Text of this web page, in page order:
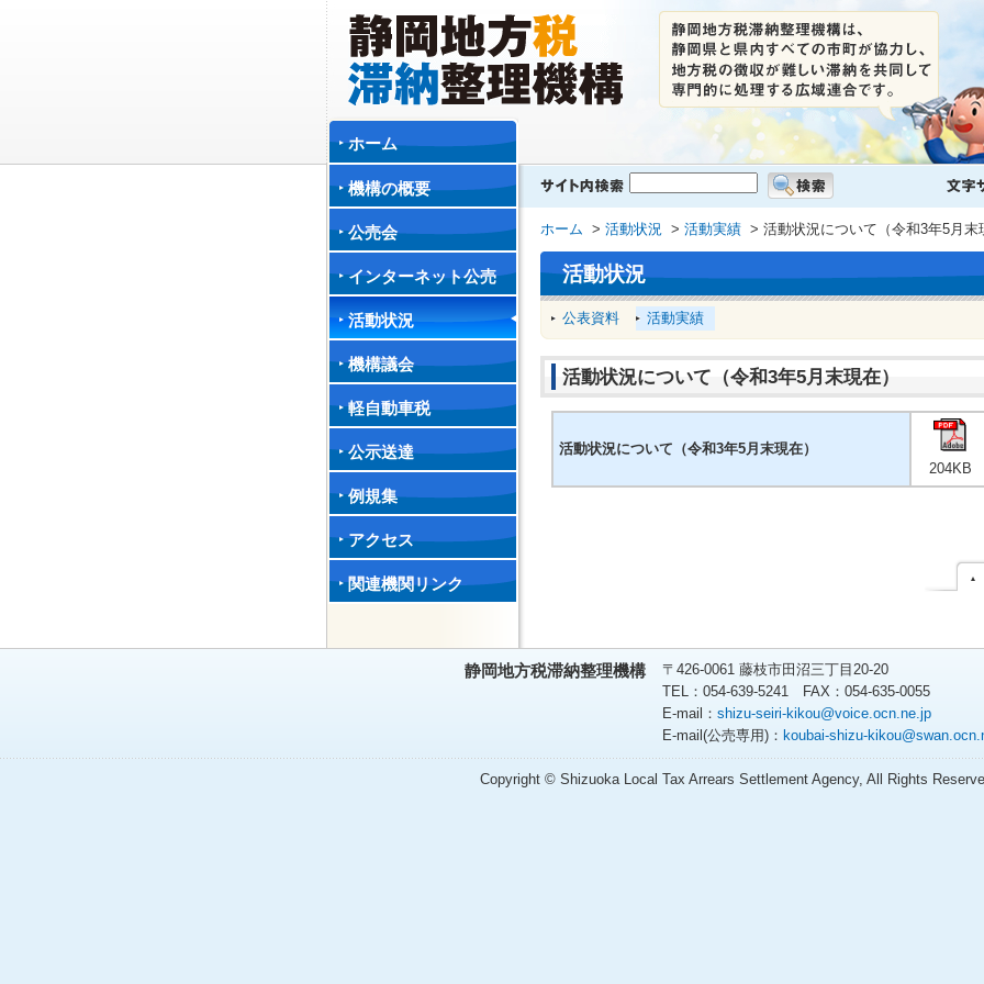
ホーム
機構の概要
公売会
インターネット公売
活動状況
機構議会
軽自動車税
公示送達
例規集
アクセス
関連機関リンク
ホーム > 活動状況 > 活動実績 > 活動状況について（令和3年5月末
活動状況
公表資料 活動実績
活動状況について（令和3年5月末現在）
活動状況について（令和3年5月末現在）
204KB
静岡地方税滞納整理機構
〒426-0061 藤枝市田沼三丁目20-20
TEL：054-639-5241 FAX：054-635-0055
E-mail： shizu-seiri-kikou@voice.ocn.ne.jp
E-mail(公売専用)： koubai-shizu-
Copyright © Shizuoka Local Tax Arrears Settlement Agency, All Rights